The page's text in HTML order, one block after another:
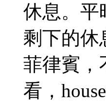
休息。平
剩下的休
菲律賓，
看，